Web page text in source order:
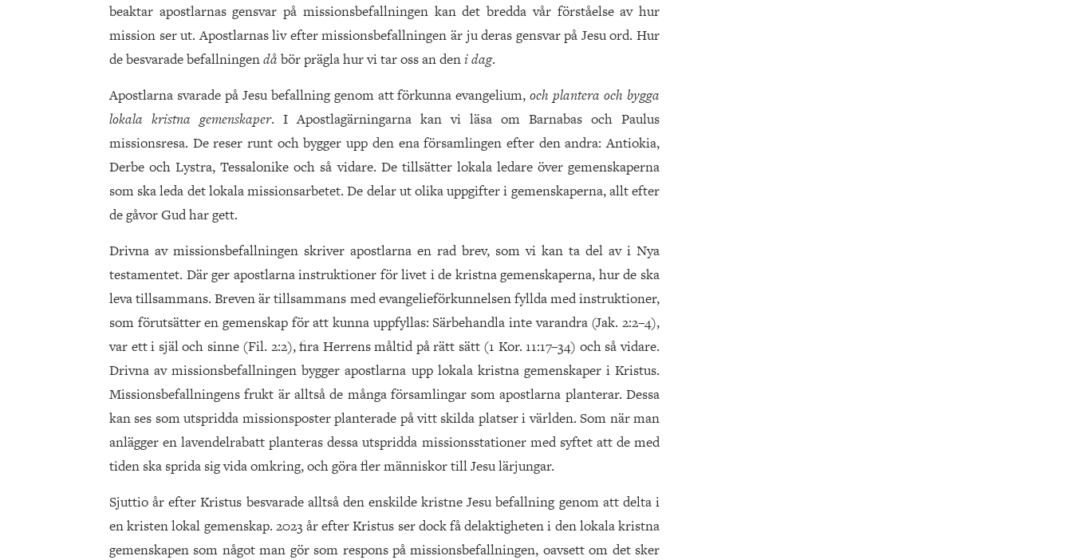
beaktar apostlarnas gensvar på missionsbefallningen kan det bredda vår förståelse av hur
mission ser ut. Apostlarnas liv efter missionsbefallningen är ju deras gensvar på Jesu ord. Hur
de besvarade befallningendå bör prägla hur vi tar oss an deni dag.
Apostlarna svarade på Jesu befallning genom att förkunna evangelium,och plantera och bygga
lokala kristna gemenskaper. I Apostlagärningarna kan vi läsa om Barnabas och Paulus
missionsresa. De reser runt och bygger upp den ena församlingen efter den andra: Antiokia,
Derbe och Lystra, Tessalonike och så vidare. De tillsätter lokala ledare över gemenskaperna
som ska leda det lokala missionsarbetet. De delar ut olika uppgifter i gemenskaperna, allt efter
de gåvor Gud har gett.
Drivna av missionsbefallningen skriver apostlarna en rad brev, som vi kan ta del av i Nya
testamentet. Där ger apostlarna instruktioner för livet i de kristna gemenskaperna, hur de ska
leva tillsammans. Breven är tillsammans med evangelieförkunnelsen fyllda med instruktioner,
som förutsätter en gemenskap för att kunna uppfyllas: Särbehandla inte varandra (Jak. 2:2–4),
var ett i själ och sinne (Fil. 2:2), fira Herrens måltid på rätt sätt (1 Kor. 11:17–34) och så vidare.
Drivna av missionsbefallningen bygger apostlarna upp lokala kristna gemenskaper i Kristus.
Missionsbefallningens frukt är alltså de många församlingar som apostlarna planterar. Dessa
kan ses som utspridda missionsposter planterade på vitt skilda platser i världen. Som när man
anlägger en lavendelrabatt planteras dessa utspridda missionsstationer med syftet att de med
tiden ska sprida sig vida omkring, och göra fler människor till Jesu lärjungar.
Sjuttio år efter Kristus besvarade alltså den enskilde kristne Jesu befallning genom att delta i
en kristen lokal gemenskap. 2023 år efter Kristus ser dock få delaktigheten i den lokala kristna
gemenskapen som något man gör som respons på missionsbefallningen, oavsett om det sker